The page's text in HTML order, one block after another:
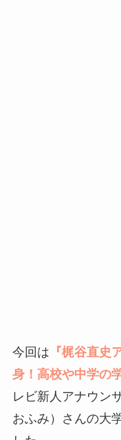
今回は 『梶谷直史
身！高校や中学の
レビ新人アナウン
おふみ）さんの大